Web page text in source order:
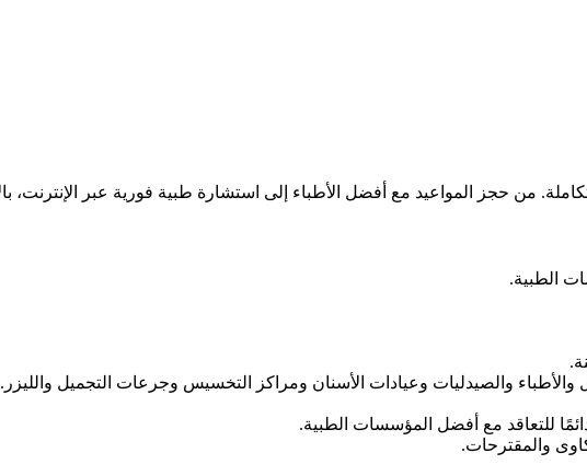
والصيدليات وعيادات الأسنان ومراكز التخسيس وجرعات التجميل والليزر.
للتعاقد مع أفضل المؤسسات الطبية.
والمقترحات.